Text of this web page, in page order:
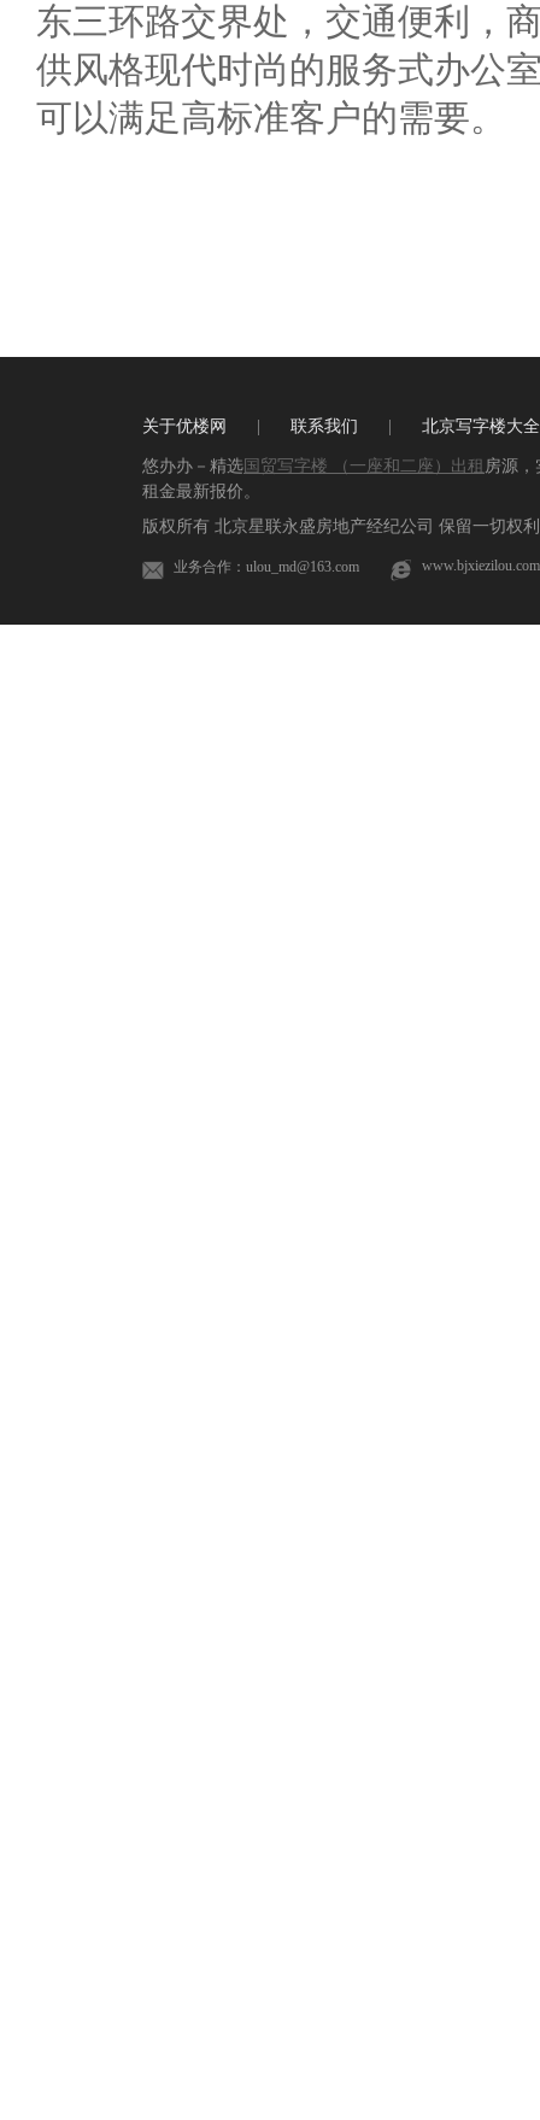
东三环路交界处，交通便利，
供风格现代时尚的服务式办公
可以满足高标准客户的需要。
关于优楼网 联系我们 北京写字楼大全
悠办办－精选 国贸写字楼 （一座和二座）出租 房源，
租金最新报价。
版权所有 北京星联永盛房地产经纪公司 保留一切权
业务合作：ulou_md@163.com www.bjxiezilou.com